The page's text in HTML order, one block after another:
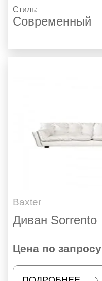
Стиль:
Современный
Baxter
Диван Sorrento
Цена по запросу